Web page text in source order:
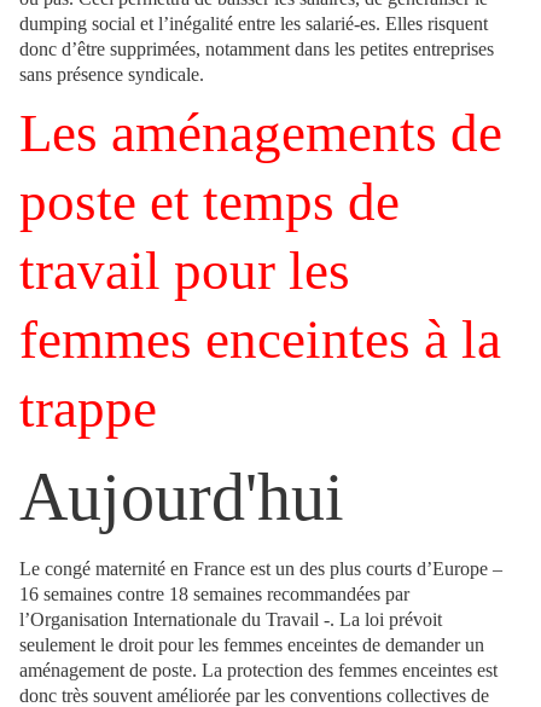
dumping social et l’inégalité entre les salarié-es. Elles risquent
donc d’être supprimées, notamment dans les petites entreprises
sans présence syndicale.
Les aménagements de
poste et temps de
travail pour les
femmes enceintes à la
trappe
Aujourd'hui
Le congé maternité en France est un des plus courts d’Europe –
16 semaines contre 18 semaines recommandées par
l’Organisation Internationale du Travail -. La loi prévoit
seulement le droit pour les femmes enceintes de demander un
aménagement de poste. La protection des femmes enceintes est
donc très souvent améliorée par les conventions collectives de